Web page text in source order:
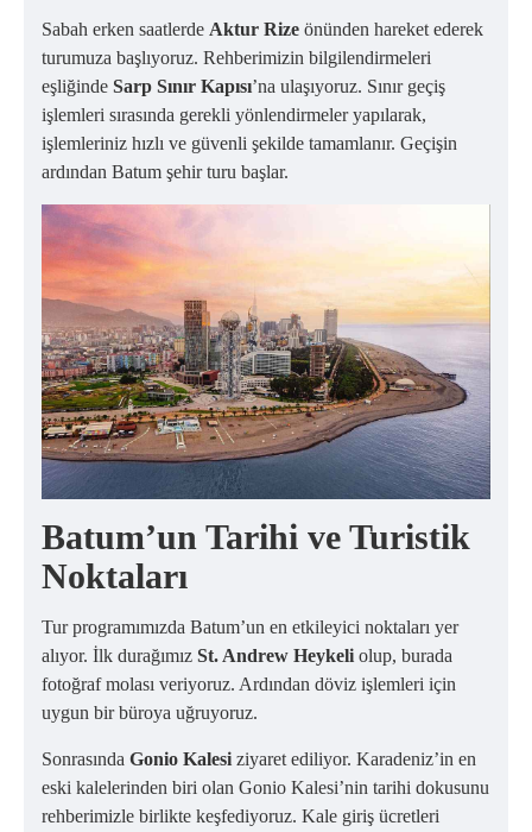
Sabah erken saatlerde Aktur Rize önünden hareket ederek
turumuza başlıyoruz. Rehberimizin bilgilendirmeleri
eşliğinde Sarp Sınır Kapısı’na ulaşıyoruz. Sınır geçiş
işlemleri sırasında gerekli yönlendirmeler yapılarak,
işlemleriniz hızlı ve güvenli şekilde tamamlanır. Geçişin
ardından Batum şehir turu başlar.
Batum’un Tarihi ve Turistik
Noktaları
Tur programımızda Batum’un en etkileyici noktaları yer
alıyor. İlk durağımız St. Andrew Heykeli olup, burada
fotoğraf molası veriyoruz. Ardından döviz işlemleri için
uygun bir büroya uğruyoruz.
Sonrasında Gonio Kalesi ziyaret ediliyor. Karadeniz’in en
eski kalelerinden biri olan Gonio Kalesi’nin tarihi dokusunu
rehberimizle birlikte keşfediyoruz. Kale giriş ücretleri